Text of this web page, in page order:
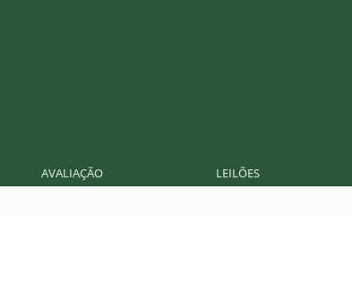
AVALIAÇÃO LEILÕES